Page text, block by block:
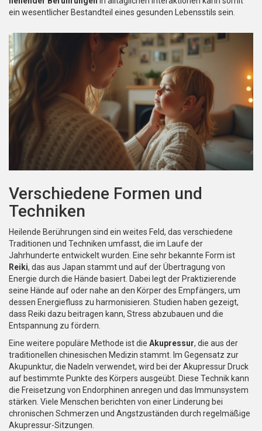
ein wesentlicher Bestandteil eines gesunden Lebensstils sein.
Verschiedene Formen und
Techniken
Heilende Berührungen sind ein weites Feld, das verschiedene
Traditionen und Techniken umfasst, die im Laufe der
Jahrhunderte entwickelt wurden. Eine sehr bekannte Form ist
Reiki, das aus Japan stammt und auf der Übertragung von
Energie durch die Hände basiert. Dabei legt der Praktizierende
seine Hände auf oder nahe an den Körper des Empfängers, um
dessen Energiefluss zu harmonisieren. Studien haben gezeigt,
dass Reiki dazu beitragen kann, Stress abzubauen und die
Entspannung zu fördern.
Eine weitere populäre Methode ist die Akupressur, die aus der
traditionellen chinesischen Medizin stammt. Im Gegensatz zur
Akupunktur, die Nadeln verwendet, wird bei der Akupressur Druck
auf bestimmte Punkte des Körpers ausgeübt. Diese Technik kann
die Freisetzung von Endorphinen anregen und das Immunsystem
stärken. Viele Menschen berichten von einer Linderung bei
chronischen Schmerzen und Angstzuständen durch regelmäßige
Akupressur-Sitzungen.